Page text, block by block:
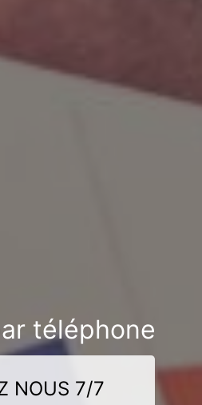
téléphone
NOUS 7/7